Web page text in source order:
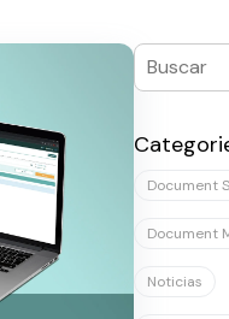
Esto es
Document
Document
Noticias